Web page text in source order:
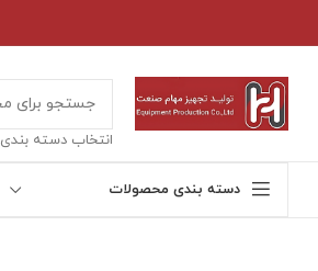
انتخاب دسته بندی
دسته بندی محصولات